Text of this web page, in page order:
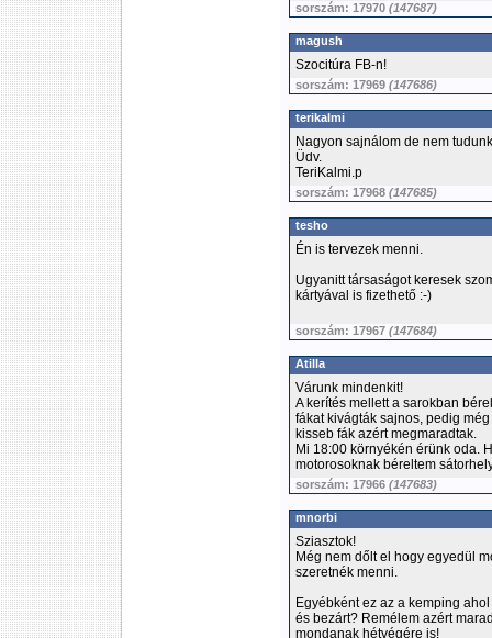
sorszám: 17970 (147687)
magush
Szocitúra FB-n!
sorszám: 17969 (147686)
terikalmi
Nagyon sajnálom de nem
Üdv.
TeriKalmi.p
sorszám: 17968 (147685)
tesho
Én is tervezek menni.
Ugyanitt társaságot keresek
kártyával is fizethető :-)
sorszám: 17967 (147684)
Atilla
Várunk mindenkit!
A kerítés mellett a sarokban
fákat kivágták sajnos, pedig
kisseb fák azért megmaradtak.
Mi 18:00 környékén érünk oda.
motorosoknak béreltem
sorszám: 17966 (147683)
mnorbi
Sziasztok!
Még nem dőlt el hogy egyedül
szeretnék menni.
Egyébként ez az a kemping
és bezárt? Remélem azért
mondanak hétvégére is!